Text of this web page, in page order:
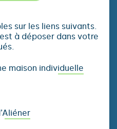
sur les liens suivants.
à déposer dans votre
maison individuelle